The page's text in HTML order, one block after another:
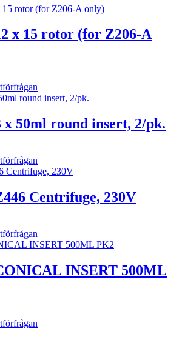
x 15 rotor (for Z206-A
x 50ml round insert, 2/pk.
Centrifuge, 230V
INSERT 500ML